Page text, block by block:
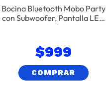
Bocina Bluetooth Mobo Party
con Subwoofer, Pantalla LED
$999
COMPRAR